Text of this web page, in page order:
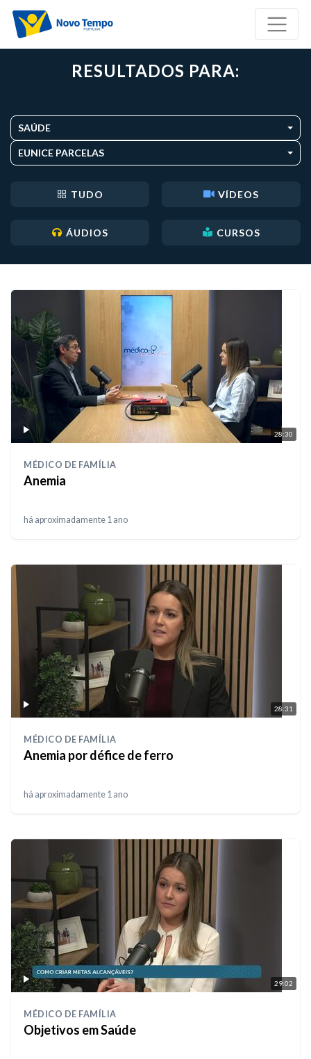
RESULTADOS PARA:
SAÚDE
EUNICE PARCELAS
TUDO VÍDEOS
ÁUDIOS CURSOS
28:30
MÉDICO DE FAMÍLIA
Anemia
há aproximadamente 1 ano
28:31
MÉDICO DE FAMÍLIA
Anemia por défice de ferro
há aproximadamente 1 ano
29:02
MÉDICO DE FAMÍLIA
Objetivos em Saúde